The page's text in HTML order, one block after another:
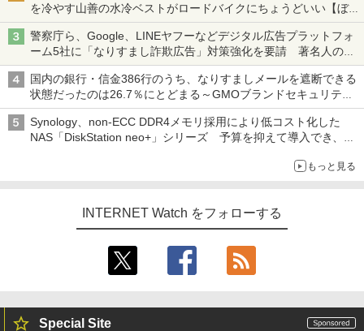
を冷やす山善の水冷ベストがロードバイクにちょうどいい【ぼっ
ち・ざ・ろーど！その14】【空いた時間でなにしてる？】
警察庁ら、Google、LINEヤフーなどデジタル広告プラットフォ
ーム5社に「なりすまし詐欺広告」対策強化を要請 著名人の写
真や映像を使った投資詐欺などへの対策として
国内の銀行・信金386行のうち、なりすましメールを遮断できる
状態だったのは26.7％にとどまる～GMOブランドセキュリティ
調査
Synology、non-ECC DDR4メモリ採用により低コスト化した
NAS「DiskStation neo+」シリーズ 予算を抑えて導入でき、
もっと見る
INTERNET Watch をフォローする
Special Site